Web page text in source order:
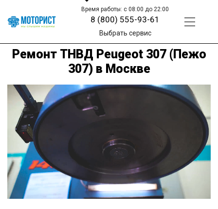
Время работы: с 08:00 до 22:00
8 (800) 555-93-61
Выбрать сервис
Ремонт ТНВД Peugeot 307 (Пежо
307) в Москве